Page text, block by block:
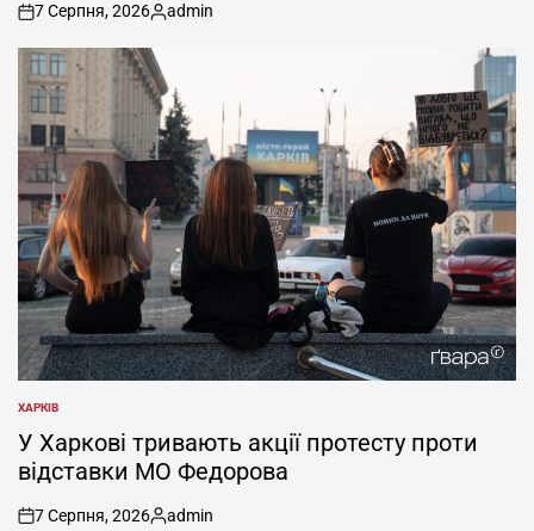
on
7 Серпня, 2026
Опубліковано
admin
ОПУБЛІКУВАТИ
У
ХАРКІВ
У Харкові тривають акції протесту проти
відставки МО Федорова
on
7 Серпня, 2026
Опубліковано
admin